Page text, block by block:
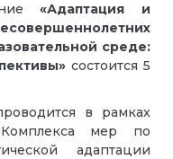
«Адаптация и
среде:
состоится 5
в рамках
мер по
адаптации